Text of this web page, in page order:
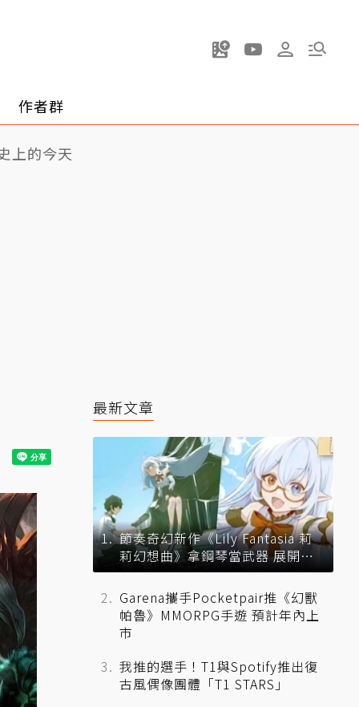
作者群
上的今天
最新文章
節奏奇幻新作《Lily Fantasia 莉
莉幻想曲》拿鋼琴當武器 展開華
麗音聲對決
Garena攜手Pocketpair推《幻獸
帕魯》MMORPG手遊 預計年內上
市
我推的選手！T1與Spotify推出復
古風偶像團體「T1 STARS」